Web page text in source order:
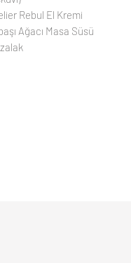
Rebul El Kremi
Ağacı Masa Süsü